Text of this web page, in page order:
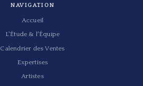
NAVIGATION
Accueil
L'Étude & l'Équipe
Calendrier des Ventes
Expertises
Artistes